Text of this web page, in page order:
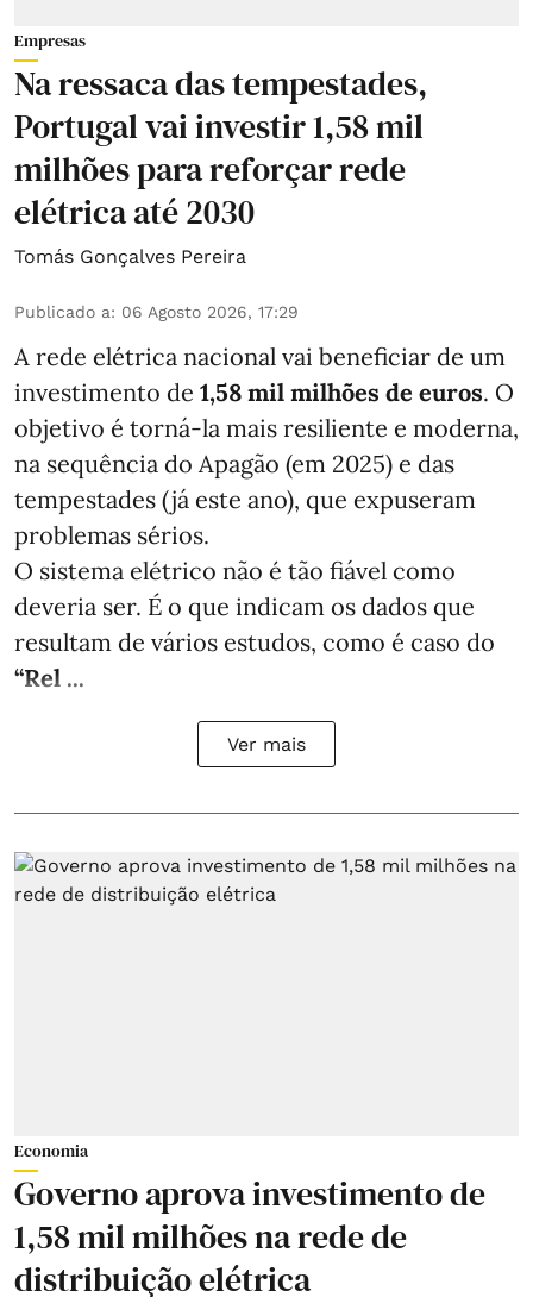
Empresas
Na ressaca das tempestades,
Portugal vai investir 1,58 mil
milhões para reforçar rede
elétrica até 2030
Tomás Gonçalves Pereira
Publicado a: 06 Agosto 2026, 17:29
A rede elétrica nacional vai beneficiar de um
investimento de 1,58 mil milhões de euros. O
objetivo é torná-la mais resiliente e moderna,
na sequência do Apagão (em 2025) e das
tempestades (já este ano), que expuseram
problemas sérios.
O sistema elétrico não é tão fiável como
deveria ser. É o que indicam os dados que
resultam de vários estudos, como é caso do
“Rel ...
Ver mais
Economia
Governo aprova investimento de
1,58 mil milhões na rede de
distribuição elétrica